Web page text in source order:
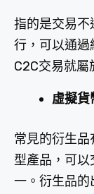
指的是交易
行，可以通過
C2C交易就屬
虛擬貨
常見的衍生
型產品，可
一。衍生品的